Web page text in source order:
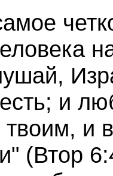
и
твоим, и
(Втор